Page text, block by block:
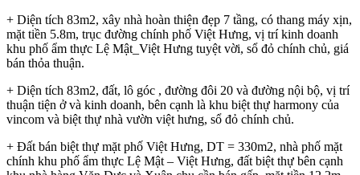
+ Diện tích 83m2, xây nhà hoàn thiện đẹp 7 tầng, có thang máy xịn,
mặt tiền 5.8m, trục đường chính phố Việt Hưng, vị trí kinh doanh
khu phố ẩm thực Lệ Mật_Việt Hưng tuyệt vời, sổ đỏ chính chủ, giá
bán thỏa thuận.
+ Diện tích 83m2, đất, lô góc , đường đôi 20 và đường nội bộ, vị trí
thuận tiện ở và kinh doanh, bên cạnh là khu biệt thự harmony của
vincom và biệt thự nhà vườn việt hưng, sổ đỏ chính chủ.
+ Đất bán biệt thự mặt phố Việt Hưng, DT = 330m2, nhà phố mặt
chính khu phố ẩm thực Lệ Mật – Việt Hưng, đất biệt thự bên cạnh